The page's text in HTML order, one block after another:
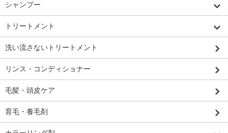
シャンプー
トリートメント
洗い流さないトリートメント
リンス・コンディショナー
毛髪・頭皮ケア
育毛・養毛剤